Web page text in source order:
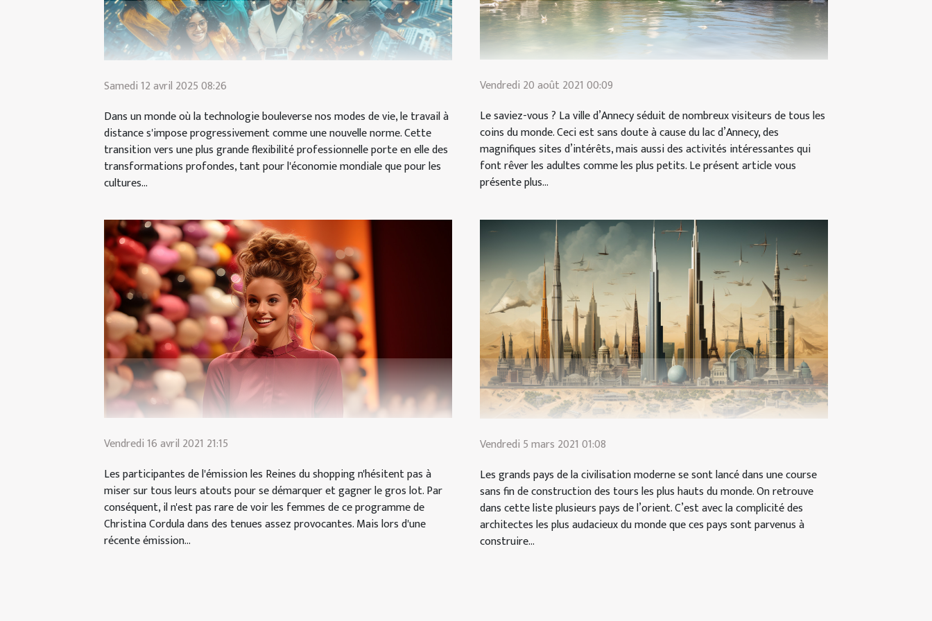
Samedi 12 avril 2025 08:26
Dans un monde où la technologie bouleverse nos modes de vie, le travail à
distance s'impose progressivement comme une nouvelle norme. Cette
transition vers une plus grande flexibilité professionnelle porte en elle des
transformations profondes, tant pour l'économie mondiale que pour les
cultures...
Vendredi 20 août 2021 00:09
Le saviez-vous ? La ville d’Annecy séduit de nombreux visiteurs de tous les
coins du monde. Ceci est sans doute à cause du lac d’Annecy, des
magnifiques sites d’intérêts, mais aussi des activités intéressantes qui
font rêver les adultes comme les plus petits. Le présent article vous
présente plus...
Vendredi 16 avril 2021 21:15
Les participantes de l'émission les Reines du shopping n'hésitent pas à
miser sur tous leurs atouts pour se démarquer et gagner le gros lot. Par
conséquent, il n'est pas rare de voir les femmes de ce programme de
Christina Cordula dans des tenues assez provocantes. Mais lors d'une
récente émission...
Vendredi 5 mars 2021 01:08
Les grands pays de la civilisation moderne se sont lancé dans une course
sans fin de construction des tours les plus hauts du monde. On retrouve
dans cette liste plusieurs pays de l’orient. C’est avec la complicité des
architectes les plus audacieux du monde que ces pays sont parvenus à
construire...